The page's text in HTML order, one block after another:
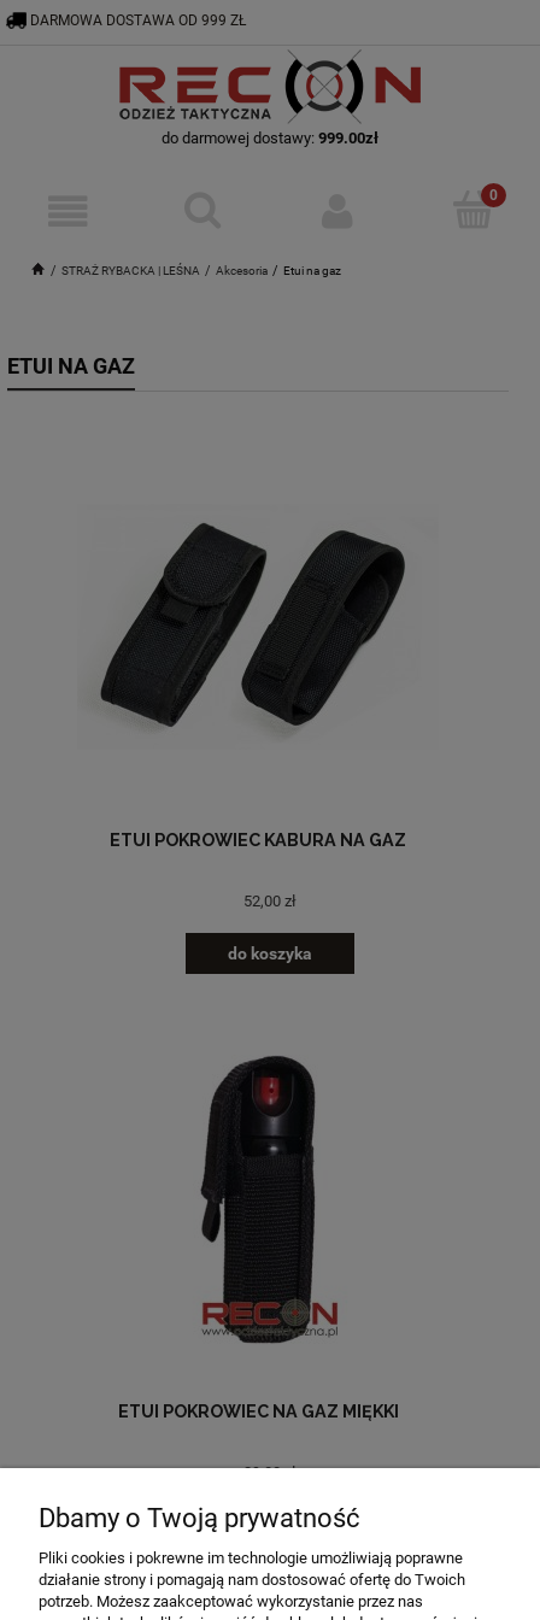
do darmowej dostawy: 999.00zł
STRAŻ RYBACKA | LEŚNA Akcesoria Etui na gaz
DARMOWA DOSTAWA OD 999 ZŁ
56 644 92 29
RECON@ODZIEZTAKTYCZNA.PL
ETUI NA GAZ
ETUI POKROWIEC KABURA NA GAZ
52,00 zł
do koszyka
ETUI POKROWIEC NA GAZ MIĘKKI
29,00 zł
do koszyka
MOJE KONTO
Dbamy o Twoją prywatność
Pliki cookies i pokrewne im technologie umożliwiają poprawne
działanie strony i pomagają nam dostosować ofertę do Twoich
potrzeb. Możesz zaakceptować wykorzystanie przez nas